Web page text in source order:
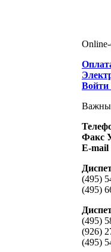
Войти
Факс
E-
(495)
(495)
(495)
(926)
(495)